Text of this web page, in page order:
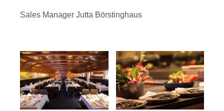
Sales Manager Jutta Börstinghaus